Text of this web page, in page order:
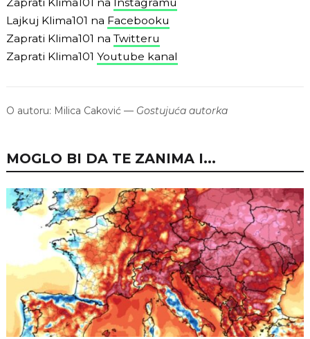
Lajkuj Klima101 na Facebooku
Zaprati Klima101 na Twitteru
Zaprati Klima101 Youtube kanal
O autoru: Milica Caković — Gostujuća autorka
MOGLO BI DA TE ZANIMA I...